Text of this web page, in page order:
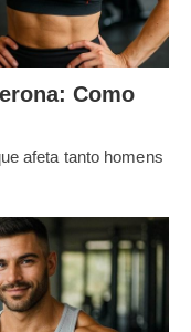
Como
afeta tanto homens